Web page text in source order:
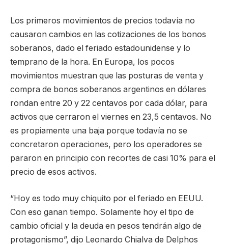
Los primeros movimientos de precios todavía no
causaron cambios en las cotizaciones de los bonos
soberanos, dado el feriado estadounidense y lo
temprano de la hora. En Europa, los pocos
movimientos muestran que las posturas de venta y
compra de bonos soberanos argentinos en dólares
rondan entre 20 y 22 centavos por cada dólar, para
activos que cerraron el viernes en 23,5 centavos. No
es propiamente una baja porque todavía no se
concretaron operaciones, pero los operadores se
pararon en principio con recortes de casi 10% para el
precio de esos activos.
“Hoy es todo muy chiquito por el feriado en EEUU.
Con eso ganan tiempo. Solamente hoy el tipo de
cambio oficial y la deuda en pesos tendrán algo de
protagonismo”, dijo Leonardo Chialva de Delphos